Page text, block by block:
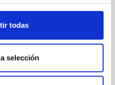
todas
selección